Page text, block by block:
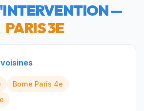
—
PARIS 3E
Borne Paris 4e